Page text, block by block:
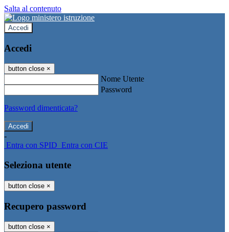
Salta al contenuto
Accedi
Accedi
button close ×
Nome Utente
Password
Password dimenticata?
-
Entra con SPID Entra con CIE
Seleziona utente
button close ×
Recupero password
button close ×